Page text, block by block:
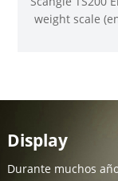
weight scale
Display
Durante muchos